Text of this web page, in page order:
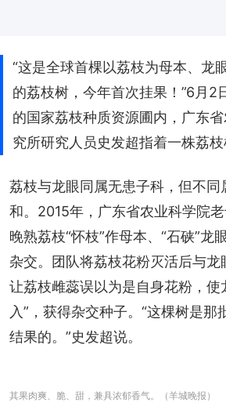
“这是全球首棵以荔枝为母本、龙
的荔枝树，今年首次挂果！”6月2
的国家荔枝种质资源圃内，广东
究所研究人员史发超指着一株荔枝
荔枝与龙眼同属无患子科，但不同
和。2015年，广东省农业科学院
晚熟荔枝“怀枝”作母本、“石硖”龙
杂交。团队将荔枝花粉灭活后与龙
让荔枝雌蕊误以为是自身花粉，使
入”，获得杂交种子。“这棵树是那
结果的。”史发超说。
其果肉爽、脆、甜，兼具浓郁香气。（羊城晚报）